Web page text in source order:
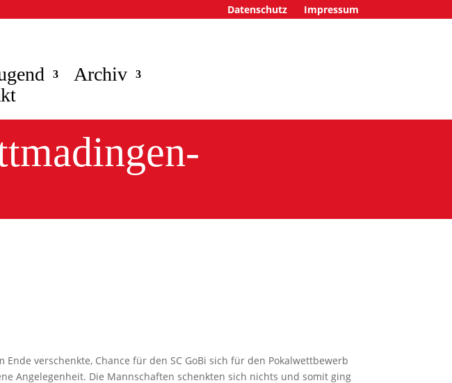
Datenschutz Impressum
Archiv
verschenkte, Chance für den SC GoBi sich für den Pokalwettbewerb
Angelegenheit. Die Mannschaften schenkten sich nichts und somit ging